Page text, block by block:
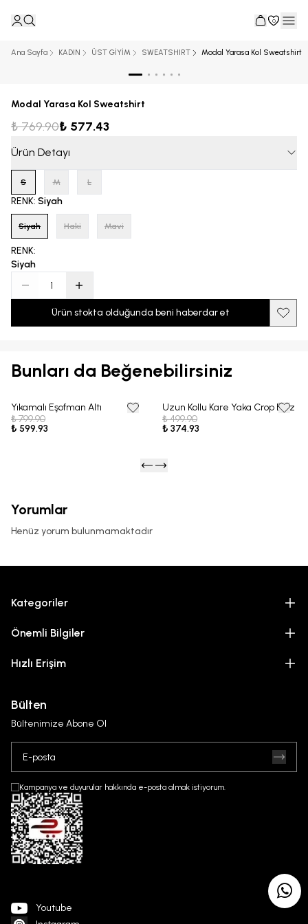
0
Ana Sayfa KADIN ÜST GİYİM SWEATSHIRT Modal Yarasa Kol Sweatshirt
Modal Yarasa Kol Sweatshirt
₺ 769.90₺ 577.43
Ürün Detayı
S M L
RENK: Siyah
Siyah Haki Mavi
RENK:
Siyah
Ürün stokta olduğunda beni haberdar et
Bunları da Beğenebilirsiniz
25% OFF
Yıkamalı Eşofman Altı
₺ 799.90
₺ 599.93
25% OFF
Uzun Kollu Kare Yaka Crop Bluz
₺ 499.90
₺ 374.93
Yorumlar
Henüz yorum bulunmamaktadır
Kategoriler
Önemli Bilgiler
Hızlı Erişim
Bülten
Bültenimize Abone Ol
Kampanya ve duyurular hakkında e-posta almak istiyorum.
Youtube